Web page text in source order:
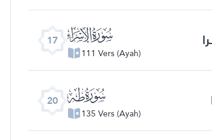
17 ﮝ
111 Vers (Ayah)
20 ﮠ
135 Vers (Ayah)